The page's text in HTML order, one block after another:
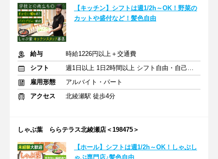
【キッチン】シフトは週1/2h～OK！野菜の
カットや盛付など！髪色自由
給与
時給1226円以上＋交通費
シフト
週1日以上 1日2時間以上 シフト自由・自己申告
雇用形態
アルバイト・パート
アクセス
北綾瀬駅 徒歩4分
しゃぶ葉 ららテラス北綾瀬店＜198475＞
【ホール】シフトは週1/2h～OK！しゃぶし
ゃぶ専門店♪髪色自由